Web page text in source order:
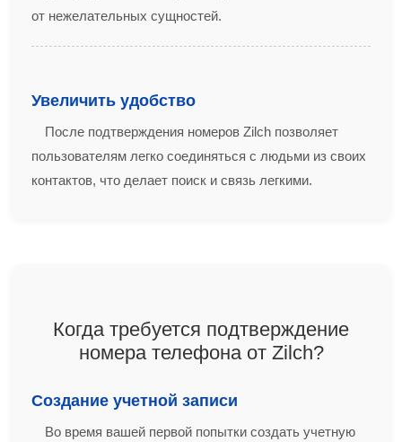
от нежелательных сущностей.
Увеличить удобство
После подтверждения номеров Zilch позволяет
пользователям легко соединяться с людьми из своих
контактов, что делает поиск и связь легкими.
Когда требуется подтверждение
номера телефона от Zilch?
Создание учетной записи
Во время вашей первой попытки создать учетную